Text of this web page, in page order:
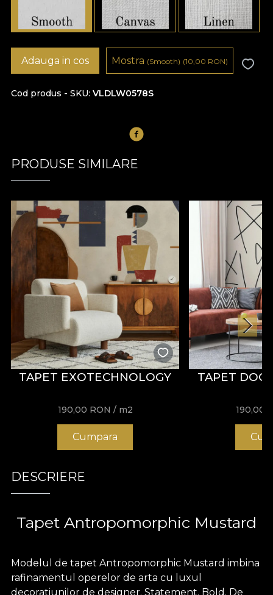
Cod produs - SKU VLDLW0578S
Adauga in cos Mostra (Smooth) (10,00 RON)
PRODUSE SIMILARE
TAPET EXOTECHNOLOGY
190,00 RON / m2
Cumpara
TAPET
190,00
DESCRIERE
Tapet Antropomorphic Mustard
Modelul de tapet Antropomorphic Mustard imbina
rafinamentul operelor de arta cu luxul
decoratiunilor de designer. Statement. Bold. De